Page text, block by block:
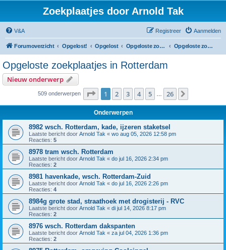
Zoekplaatjes door Arnold Tak
V&A Aanmelden
Registreer
Forumoverzicht Opgelost! Opgelost Opgeloste zoekplaatjes in Zuid-Holland Opgeloste zoekplaatjes in Rotterdam
Opgeloste zoekplaatjes in Rotterdam
Nieuw onderwerp
509 onderwerpen Pagina van 26
1 2 3 4 5 26
Onderwerpen
8982 wsch. Rotterdam, kade, ijzeren staketsel
Laatste bericht door Arnold Tak « wo aug 05, 2026 12:58 pm
Reacties: 5
8978 tram wsch. Rotterdam
Laatste bericht door Arnold Tak « do jul 16, 2026 2:34 pm
Reacties: 2
8981 havenkade, wsch. Rotterdam-Zuid
Laatste bericht door Arnold Tak « do jul 16, 2026 2:26 pm
Reacties: 4
8984g grote stad, straathoek met drogisterij - RVC
Laatste bericht door Arnold Tak « di jul 14, 2026 8:17 pm
Reacties: 2
8976 wsch. Rotterdam dakspanten
Laatste bericht door Arnold Tak « za jul 04, 2026 1:36 pm
Reacties: 2